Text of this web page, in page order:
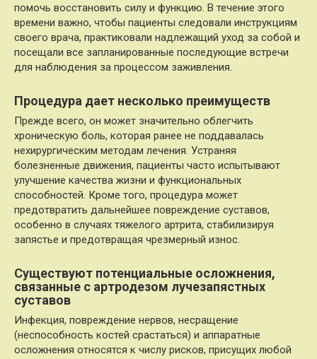
помочь восстановить силу и функцию. В течение этого
времени важно, чтобы пациенты следовали инструкциям
своего врача, практиковали надлежащий уход за собой и
посещали все запланированные последующие встречи
для наблюдения за процессом заживления.
Процедура дает несколько преимуществ
Прежде всего, он может значительно облегчить
хроническую боль, которая ранее не поддавалась
нехирургическим методам лечения. Устраняя
болезненные движения, пациенты часто испытывают
улучшение качества жизни и функциональных
способностей. Кроме того, процедура может
предотвратить дальнейшее повреждение суставов,
особенно в случаях тяжелого артрита, стабилизируя
запястье и предотвращая чрезмерный износ.
Существуют потенциальные осложнения,
связанные с артродезом лучезапястных
суставов
Инфекция, повреждение нервов, несращение
(неспособность костей срастаться) и аппаратные
осложнения относятся к числу рисков, присущих любой